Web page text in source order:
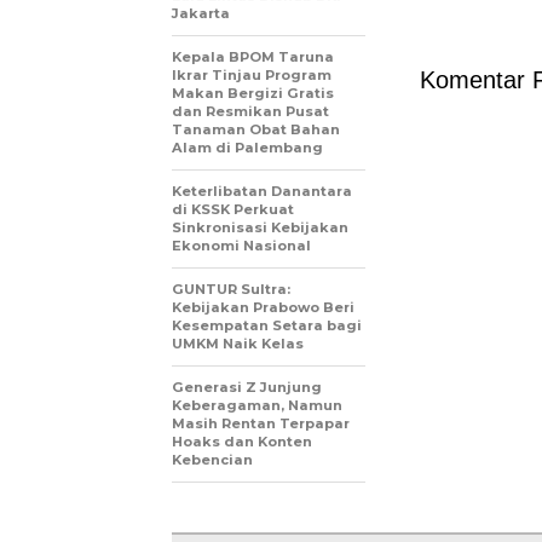
Komentar
Jakarta
Kepala BPOM Taruna
Ikrar Tinjau Program
Makan Bergizi Gratis
dan Resmikan Pusat
Tanaman Obat Bahan
Alam di Palembang
Keterlibatan Danantara
di KSSK Perkuat
Sinkronisasi Kebijakan
Ekonomi Nasional
GUNTUR Sultra:
Kebijakan Prabowo Beri
Kesempatan Setara bagi
UMKM Naik Kelas
Generasi Z Junjung
Keberagaman, Namun
Masih Rentan Terpapar
Hoaks dan Konten
Kebencian